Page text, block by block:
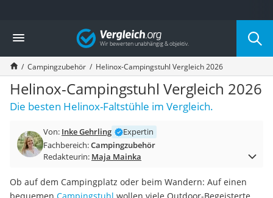
Die beliebtesten Vergleiche nach Kategorie
Freizeit & Sport
Gartentrampolin
Trampolin
Metalldetektor
Eufab-Fahrradträger
Trampolin 366 cm
Aluminium-Koffer
Futterboot
E-Bike-Dreirad
Trekkingschuhe Herren
Vergleich
Campingzubehör Helinox-Campingstuhl Vergleich 2026
Helinox-Campingstuhl Vergleich 2026
Die besten Helinox-Faltstühle im Vergleich.
Von: Inke Gehrling
Expertin
Fachbereich:Campingzubehör
Redakteurin: Maja Mainka
Ob auf dem Campingplatz oder beim Wandern: Auf einen